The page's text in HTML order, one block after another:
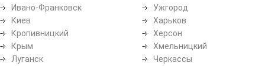
Ивано-Франковск
Киев
Кропивницкий
Крым
Луганск
Ужгород
Харьков
Херсон
Хмельницкий
Черкассы